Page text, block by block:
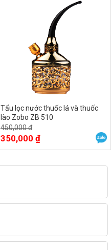
Tẩu lọc nước thuốc lá và thuốc
lào Zobo ZB 510
450,000 đ
350,000 ₫